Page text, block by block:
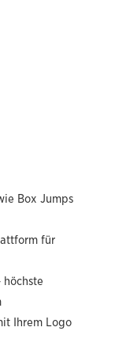
Box Jumps
für
höchste
Ihrem Logo